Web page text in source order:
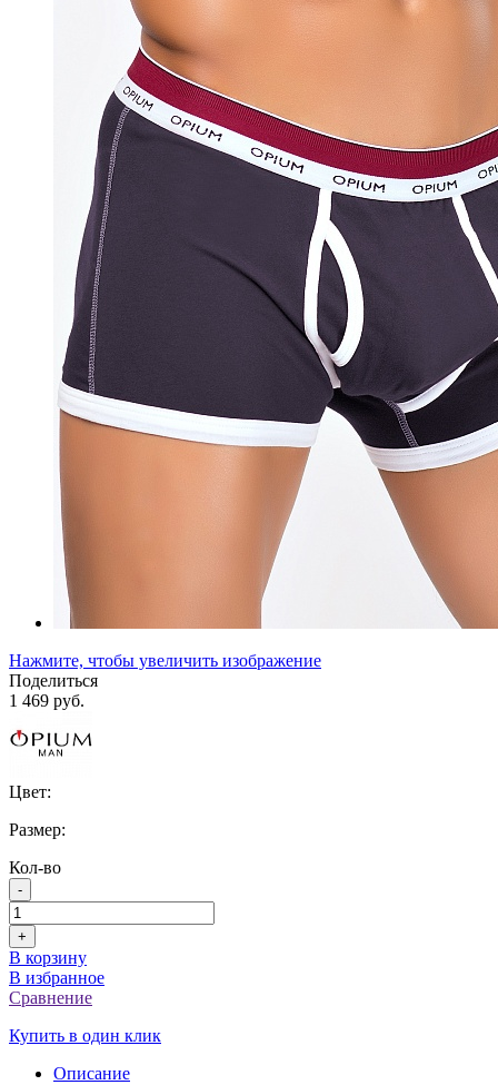
Нажмите, чтобы увеличить изображение
Поделиться
1 469 руб.
Цвет:
Размер:
Кол-во
-
+
В корзину
В избранное
Сравнение
Купить в один клик
Описание